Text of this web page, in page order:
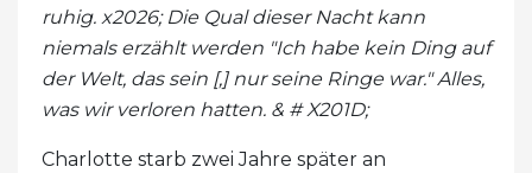
ruhig. x2026; Die Qual dieser Nacht kann
niemals erzählt werden "Ich habe kein Ding auf
der Welt, das sein [,] nur seine Ringe war." Alles,
was wir verloren hatten. & # X201D;
Charlotte starb zwei Jahre später an